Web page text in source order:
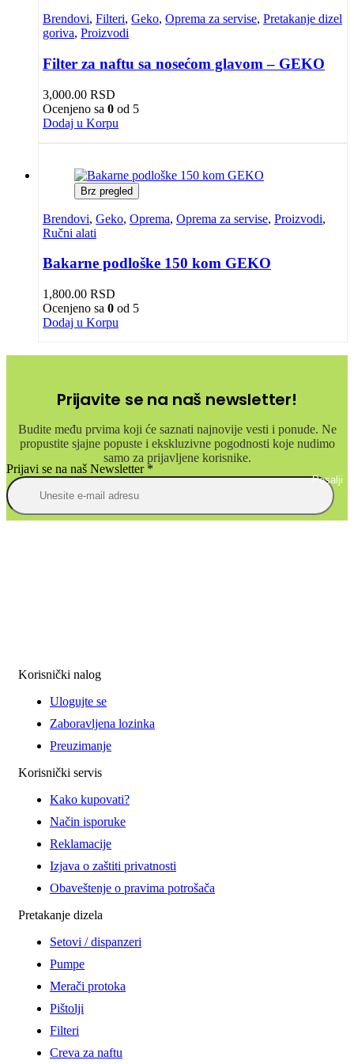
Brendovi, Filteri, Geko, Oprema za servise, Pretakanje dizel
goriva, Proizvodi
Filter za naftu sa nosećom glavom – GEKO
3,000.00 RSD
Ocenjeno sa 0 od 5
Dodaj u Korpu
Brz pregled
Brendovi, Geko, Oprema, Oprema za servise, Proizvodi,
Ručni alati
Bakarne podloške 150 kom GEKO
1,800.00 RSD
Ocenjeno sa 0 od 5
Dodaj u Korpu
Prijavite se na naš newsletter!
Budite među prvima koji će saznati najnovije vesti i ponude. Ne
propustite sjajne popuste i ekskluzivne pogodnosti koje nudimo
samo za prijavljene korisnike.
Prijavi se na naš Newsletter*
Posalji
Korisnički nalog
Ulogujte se
Zaboravljena lozinka
Preuzimanje
Korisnički servis
Kako kupovati?
Način isporuke
Reklamacije
Izjava o zaštiti privatnosti
Obaveštenje o pravima potrošača
Pretakanje dizela
Setovi / dispanzeri
Pumpe
Merači protoka
Pištolji
Filteri
Creva za naftu